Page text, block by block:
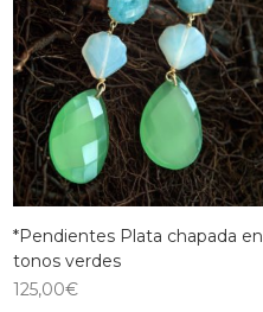
*Pendientes Plata chapada en
tonos verdes
125,00€